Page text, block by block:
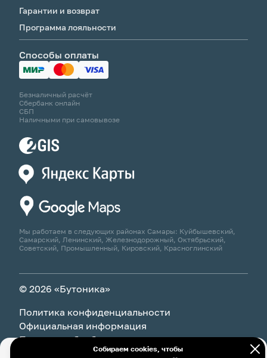
Гарантии и возврат
Программа лояльности
Способы оплаты
Безналичный расчёт
Сбербанк онлайн
СБП
Наличными при самовывозе
Мы работаем в следующих районах Самары: Куйбышевский,
Самарский, Ленинский, Железнодорожный, Октябрьский,
Советский, Промышленный, Кировский, Красноглинский
© 2026 «Бутоника»
Политика конфиденциальности
Официальная информация
Политика обработки персональных данных
Собираем cookies, чтобы